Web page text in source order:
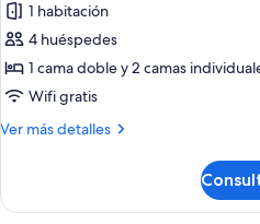
de
Habitación
familiar
1 habitación
4 huéspedes
1 cama doble y 2 camas
Wifi gratis
Ver más detalles
Más
familiar